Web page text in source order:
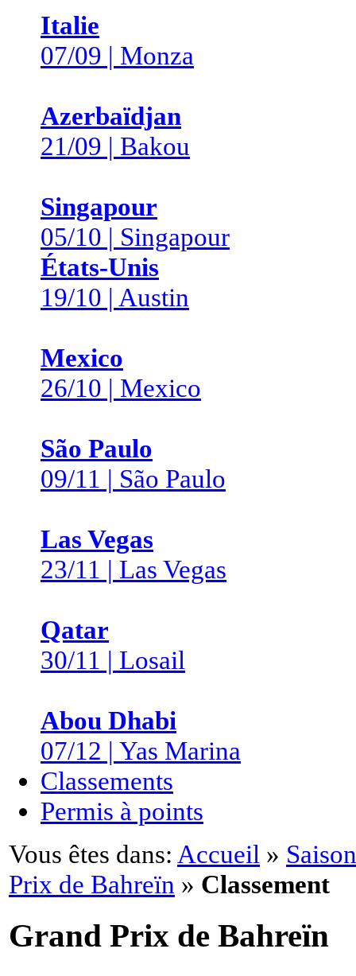
Italie
07/09 | Monza
Azerbaïdjan
21/09 | Bakou
Singapour
05/10 | Singapour
États-Unis
19/10 | Austin
Mexico
26/10 | Mexico
São Paulo
09/11 | São Paulo
Las Vegas
23/11 | Las Vegas
Qatar
30/11 | Losail
Abou Dhabi
07/12 | Yas Marina
Classements
Permis à points
Vous êtes dans: Accueil »
Prix de Bahreïn » Classement
Grand Prix de Bahreïn